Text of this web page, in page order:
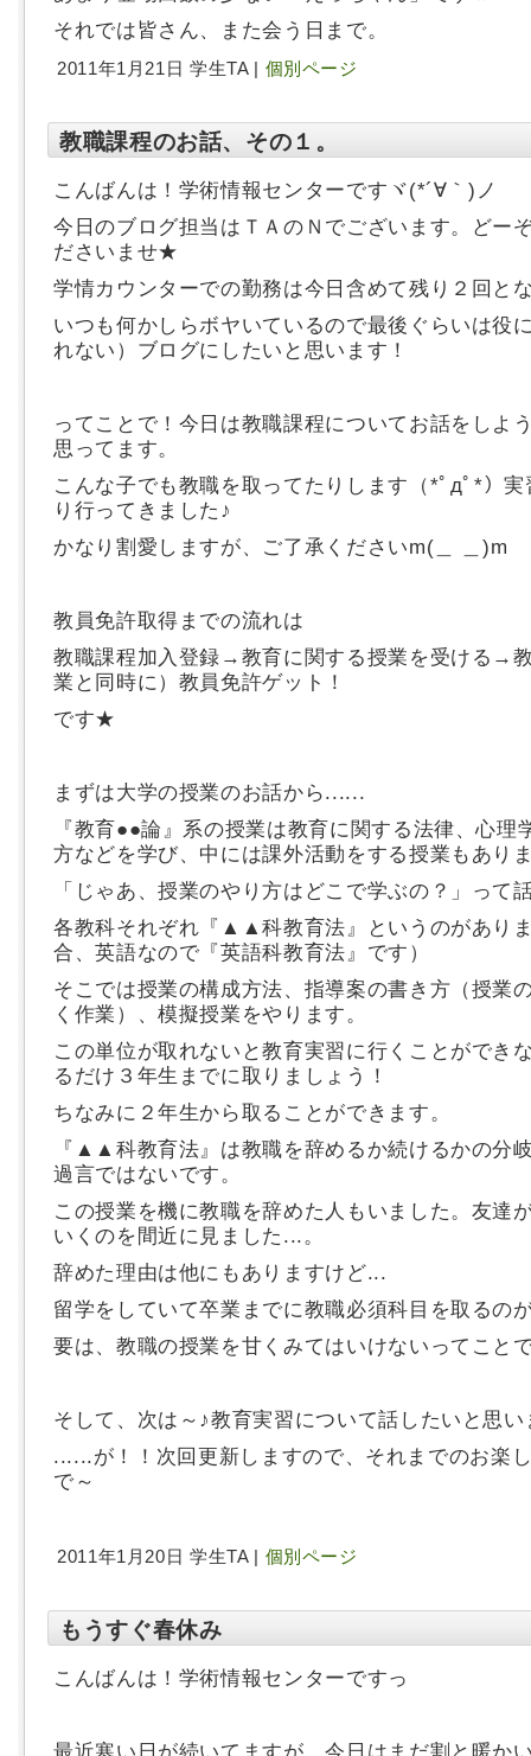
それでは皆さん、また会う日まで。
2011年1月21日 学生TA | 個別ページ
教職課程のお話、その１。
こんばんは！学術情報センターですヾ(*´∀｀)ノ
今日のブログ担当はＴＡのＮでございます。どー
ださいませ★
学情カウンターでの勤務は今日含めて残り２回と
いつも何かしらボヤいているので最後ぐらいは役
れない）ブログにしたいと思います！
ってことで！今日は教職課程についてお話をしよ
思ってます。
こんな子でも教職を取ってたりします（*ﾟдﾟ*）
り行ってきました♪
かなり割愛しますが、ご了承くださいm(＿ ＿)m
教員免許取得までの流れは
教職課程加入登録→教育に関する授業を受ける→
業と同時に）教員免許ゲット！
です★
まずは大学の授業のお話から......
『教育●●論』系の授業は教育に関する法律、心理
方などを学び、中には課外活動をする授業もあり
「じゃあ、授業のやり方はどこで学ぶの？」って
各教科それぞれ『▲▲科教育法』というのがあり
合、英語なので『英語科教育法』です）
そこでは授業の構成方法、指導案の書き方（授業
く作業）、模擬授業をやります。
この単位が取れないと教育実習に行くことができ
るだけ３年生までに取りましょう！
ちなみに２年生から取ることができます。
『▲▲科教育法』は教職を辞めるか続けるかの分
過言ではないです。
この授業を機に教職を辞めた人もいました。友達
いくのを間近に見ました...。
辞めた理由は他にもありますけど...
留学をしていて卒業までに教職必須科目を取るの
要は、教職の授業を甘くみてはいけないってこと
そして、次は～♪教育実習について話したいと思い
......が！！次回更新しますので、それまでのお楽
で～
2011年1月20日 学生TA | 個別ページ
もうすぐ春休み
こんばんは！学術情報センターですっ